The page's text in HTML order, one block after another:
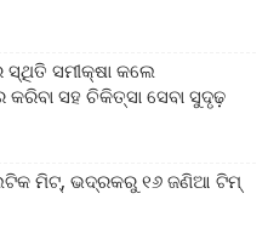
ସ୍ଥିତି ସମୀକ୍ଷା କଲେ
ସହ ଚିକିତ୍ସା ସେବା ସୁଦୃଢ଼
ମିଟ୍‌, ଭଦ୍ରକରୁ ୧୬ ଜଣିଆ ଟିମ୍